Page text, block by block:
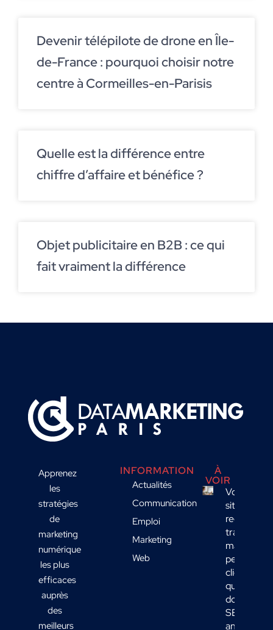
Devenir télépilote de drone en Île-
de-France : pourquoi choisir notre
centre à Cormeilles-en-Parisis
Quelle est la différence entre
chiffre d’affaire et bénéfice ?
Objet publicitaire en B2B : ce qui
fait vraiment la différence
Apprenez
les
stratégies
de
marketing
numérique
les plus
efficaces
auprès
des
meilleurs
INFORMATION
Actualités
Communication
Emploi
Marketing
Web
À
VOIR
Votre
site
reçoit du
trafic
mais
peu de
clients :
quelles
données
SEO
analyser